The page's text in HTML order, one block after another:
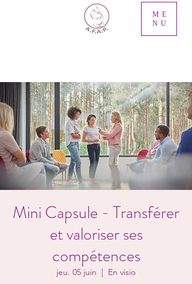
ME
NU
Mini Capsule - Transférer
et valoriser ses
compétences
jeu. 05 juin
  |
En visio